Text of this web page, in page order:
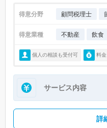
得意分野 顧問税理士
得意業種 不動産 飲食
個人の相談も受付可 料
サービス内容
詳